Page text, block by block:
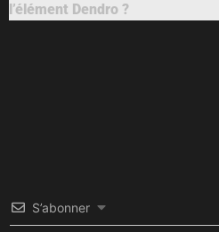
l’élément Dendro ?
S’abonner